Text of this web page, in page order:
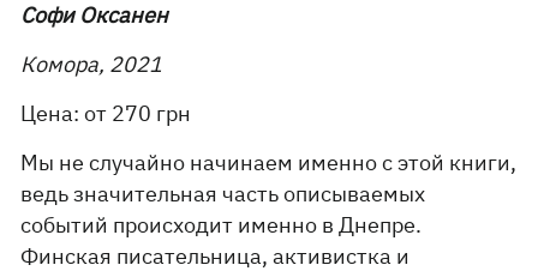
Софи Оксанен
Комора, 2021
Цена: от 270 грн
Мы не случайно начинаем именно с этой книги,
ведь значительная часть описываемых
событий происходит именно в Днепре.
Финская писательница, активистка и